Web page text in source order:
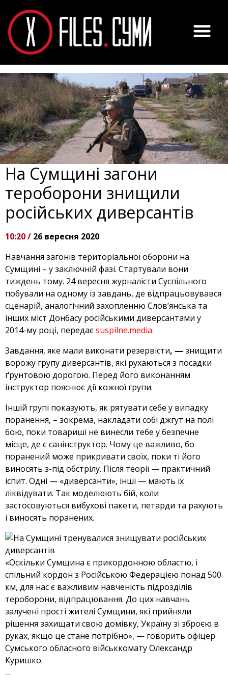
На Сумщині загони
тероборони знищили
російських диверсантів
10:20 / 26 вересня 2020
Навчання загонів територіальної оборони на
Сумщині – у заключній фазі. Стартували вони
тиждень тому. 24 вересня журналісти Суспільного
побували на одному із завдань, де відпрацьовувався
сценарій, аналогічний захопленню Слов’янська та
інших міст Донбасу російськими диверсантами у
2014-му році, передаєsuspilne.media.
Завдання, яке мали виконати резервісти, — знищити
ворожу групу диверсантів, які рухаються з посадки
ґрунтовою дорогою. Перед його виконанням
інструктор пояснює дії кожної групи.
Іншій групі показують, як рятувати себе у випадку
поранення, – зокрема, накладати собі джгут на полі
бою, поки товариші не винесли тебе у безпечне
місце, де є санінструктор. Чому це важливо, бо
поранений може прикривати своїх, поки ті його
виносять з-під обстрілу. Після теорії — практичний
іспит. Одні — «диверсанти», інші — мають їх
ліквідувати. Так моделюють бій, коли
застосовуються вибухові пакети, петарди та рахують
і виносять поранених.
«Оскільки Сумщина є прикордонною областю, і
спільний кордон з Російською Федерацією понад 500
км, для нас є важливим навченість підрозділів
тероборони, відпрацювання. До цих навчань
залучені прості жителі Сумщини, які прийняли
рішення захищати свою домівку, Україну зі зброєю в
руках, якщо це стане потрібно», — говорить офіцер
Сумського обласного військкомату Олександр
Куришко.